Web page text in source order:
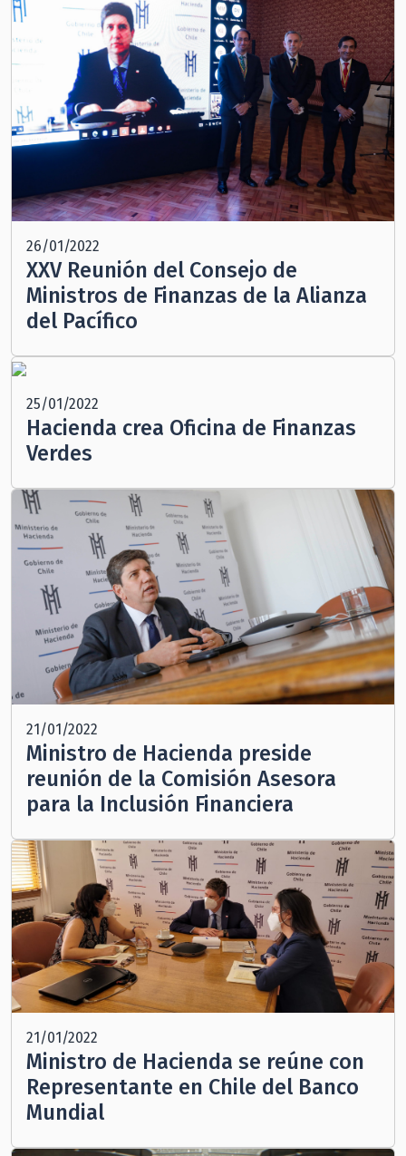
26/01/2022
XXV Reunión del Consejo de
Ministros de Finanzas de la Alianza
del Pacífico
25/01/2022
Hacienda crea Oficina de Finanzas
Verdes
21/01/2022
Ministro de Hacienda preside
reunión de la Comisión Asesora
para la Inclusión Financiera
21/01/2022
Ministro de Hacienda se reúne con
Representante en Chile del Banco
Mundial